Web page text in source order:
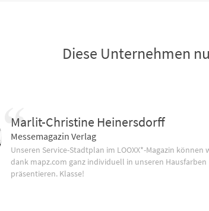
Diese Unternehmen
Marlit-Christine Heinersdorff
Messemagazin Verlag
Unseren Service-Stadtplan im LOOXX*-Magazin können
dank mapz.com ganz individuell in unseren Hausfarben
präsentieren. Klasse!